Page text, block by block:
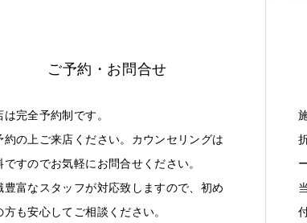
ご予約・お問合せ
は完全予約制です。
約の上ご来店ください。カウンセリングは
ですのでお気軽にお問合せください。
豊富なスタッフが対応致しますので、初め
方も安心してご相談ください。